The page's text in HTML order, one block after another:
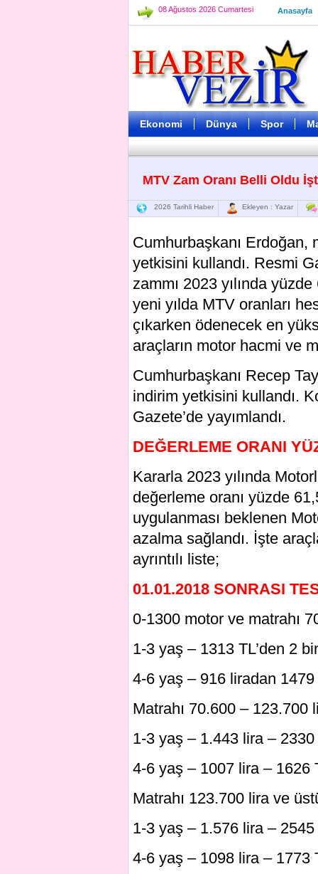
08 Ağustos 2026 Cumartesi Anasayfa
Ekonomi Dünya Spor
MTV Zam Oranı Belli Oldu
2026 Tarihli Haber Ekleyen : Yazar
Cumhurbaşkanı Erdoğan,
yetkisini kullandı. Resmi
zammı 2023 yılında
yeni yılda MTV oranları
çıkarken ödenecek en
araçların motor hacmi ve
Cumhurbaşkanı Recep
indirim yetkisini kullandı.
Gazete’de yayımlandı.
DEĞERLEME ORANI
Kararla 2023 yılında
değerleme oranı yüzde
uygulanması beklenen
azalma sağlandı. İşte
ayrıntılı liste;
01.01.2018 SONRASI
0-1300 motor ve matrahı
1-3 yaş – 1313 TL’den 2
4-6 yaş – 916 liradan 1479
Matrahı 70.600 – 123.700
1-3 yaş – 1.443 lira – 2330
4-6 yaş – 1007 lira – 1626
Matrahı 123.700 lira ve
1-3 yaş – 1.576 lira – 2545
4-6 yaş – 1098 lira – 1773